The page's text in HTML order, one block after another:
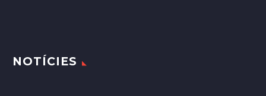
NOTÍCIES